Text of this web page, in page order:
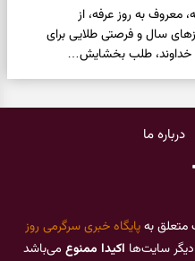
معروف به روز عرفه، از
سال و فرصتی طلایی برای
طلب بخشایش…
درباره ما
متعلق بهپایگاه خبری سرگرمی روز
سایت‌ها اکیدا ممنوع می‌باشد